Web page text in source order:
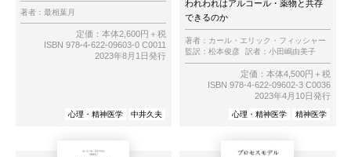
著者： 最相葉月
定価：本体2,600円＋税
ISBN 978-4-622-09603-0 C0011
2023年8月1日発行
心理・精神医学 中井久夫
われわれはアルコール・薬物と共存
できるのか
著者： カール・エリック・フィッシャー
監訳： 松本俊彦 訳者： 小田嶋由美子
定価：本体4,500円＋税
ISBN 978-4-622-09602-3 C0036
2023年4月10日発行
心理・精神医学 精神医学